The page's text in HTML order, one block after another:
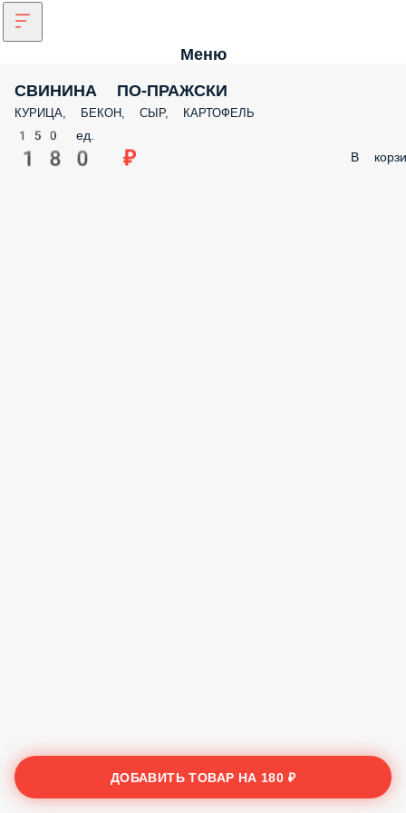
Меню
СВИНИНА ПО-ПРАЖСКИ
КУРИЦА, БЕКОН, СЫР, КАРТОФЕЛЬ
150 ед.
180 ₽ В
ДОБАВИТЬ ТОВАР НА 180 ₽